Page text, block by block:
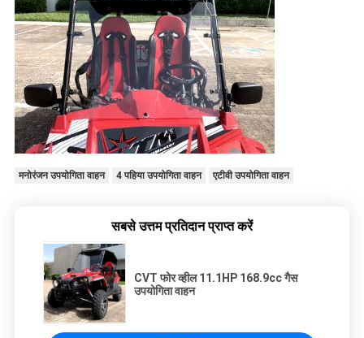
मनोरंजन उपयोगिता वाहन 4 पहिया उपयोगिता वाहन एटीवी उपयोगिता वाहन
सबसे उत्तम प्रतिदान प्राप्त करें
CVT फोर व्हील 11.1HP 168.9cc गैस
उपयोगिता वाहन